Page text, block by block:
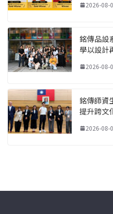
2026-08-
銘傳品設
學以設計
2026-08-
銘傳師資
提升跨文
2026-08-